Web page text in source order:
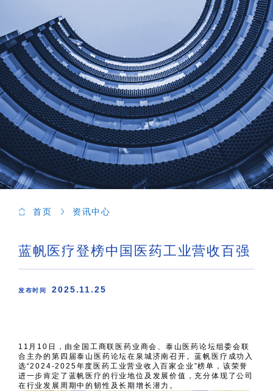
首页 资讯中心
蓝帆医疗登榜中国医药工业营收百强
发布时间 2025.11.25
11月10日，由全国工商联医药业商会、泰山医药论坛组委会联
合主办的第四届泰山医药论坛在泉城济南召开。蓝帆医疗成功入
选“2024-2025年度医药工业营业收入百家企业”榜单，该荣誉
进一步肯定了蓝帆医疗的行业地位及发展价值，充分体现了公司
在行业发展周期中的韧性及长期增长潜力。